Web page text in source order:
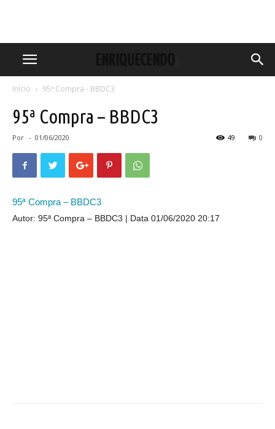
Início 95ª Compra - BBDC3
95ª Compra – BBDC3
Por - 01/06/2020 0
49
95ª Compra – BBDC3
Autor: 95ª Compra – BBDC3 Data 01/06/2020 20:17